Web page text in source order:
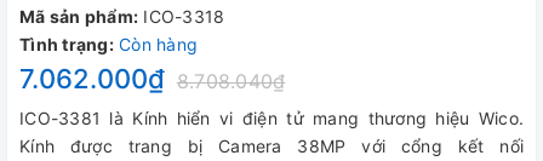
Mã sản phẩm: ICO-3318
Tình trạng: Còn hàng
7.062.000₫ 8.708.040₫
ICO-3381 là Kính hiển vi điện tử mang thương hiệu Wico.
Kính được trang bị Camera 38MP với cổng kết nối